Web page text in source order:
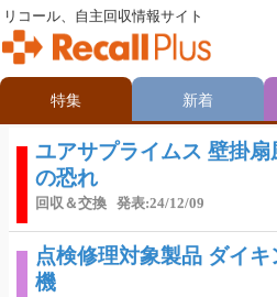
ユアサプライムス 壁掛
の恐れ
回収＆交換 発表:24/12/09
点検修理対象製品 ダイ
機
リコール、自主回収情報サイト
特集 新着